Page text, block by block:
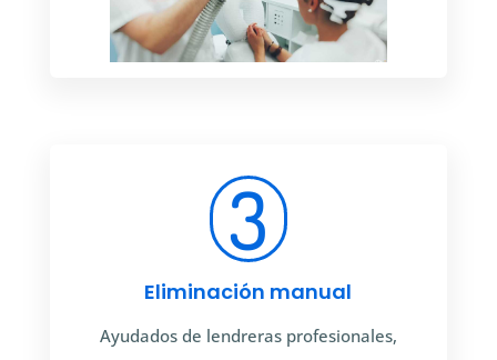
3
Eliminación manual
Ayudados de lendreras profesionales,